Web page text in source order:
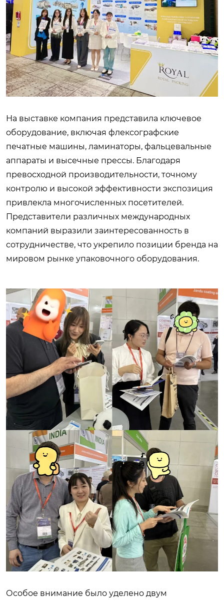
На выставке компания представила ключевое
оборудование, включая флексографские
печатные машины, ламинаторы, фальцевальные
аппараты и высечные прессы. Благодаря
превосходной производительности, точному
контролю и высокой эффективности экспозиция
привлекла многочисленных посетителей.
Представители различных международных
компаний выразили заинтересованность в
сотрудничестве, что укрепило позиции бренда на
мировом рынке упаковочного оборудования.
Особое внимание было уделено двум